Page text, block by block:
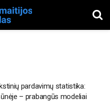
pardavimų statistika:
– prabangūs modeliai